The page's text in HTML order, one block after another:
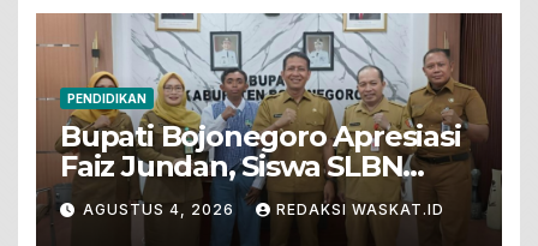
PENDIDIKAN
Bupati Bojonegoro Apresiasi
Faiz Jundan, Siswa SLBN
Gunungsari Baureno Masuk
LKS Diksus Tingkat Nasional
AGUSTUS 4, 2026 REDAKSI WASKAT.ID